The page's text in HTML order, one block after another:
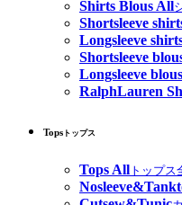
Shirts Blous All
Shortsleeve
Longsleeve
Shortsleeve
Longsleeve blous
RalphLauren
Tops トップス
Tops All トップス